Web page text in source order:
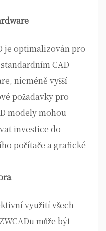
je optimalizován pro
CAD
nicméně vyšší
požadavky pro
modely mohou
investice do
počítače a grafické
využití všech
může být